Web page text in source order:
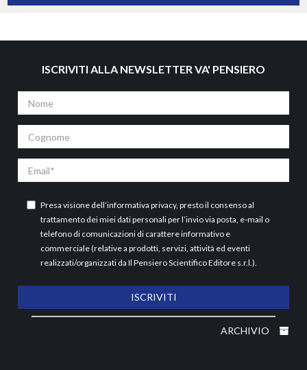
ISCRIVITI ALLA NEWSLETTER VA' PENSIERO
Nome
Cognome
Email
Presa visione dell’informativa privacy, presto il consenso al
trattamento dei miei dati personali per l’invio via posta, e-mail o
telefono di comunicazioni di carattere informativo e
commerciale (relative a prodotti, servizi, attività ed eventi
realizzati/organizzati da Il Pensiero Scientifico Editore s.r.l.).
ISCRIVITI
ARCHIVIO